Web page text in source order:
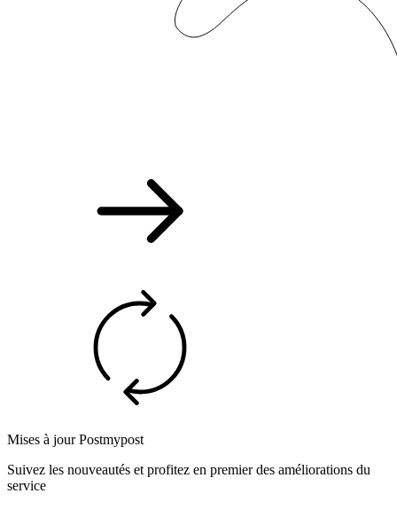
Mises à jour Postmypost
Suivez les nouveautés et profitez en premier des améliorations du
service